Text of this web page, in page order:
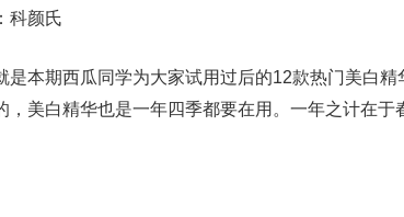
颜氏
期西瓜同学为大家试用过后的12款热门美白精
，美白精华也是一年四季都要在用。一年之计在